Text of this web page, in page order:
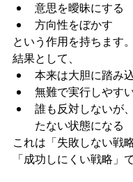
意思を曖昧にする
方向性をぼかす
という作用を持ちます。
結果として、
本来は大胆に踏み
無難で実行しやす
誰も反対しないが
たない状態になる
これは「失敗しない戦
「成功しにくい戦略」で